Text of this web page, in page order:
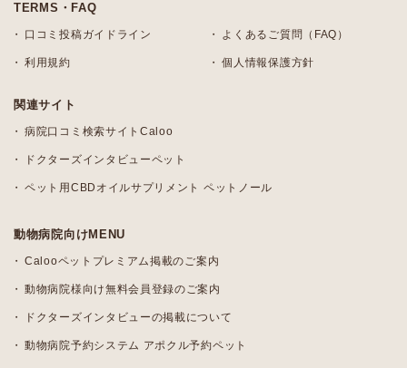
TERMS・FAQ
口コミ投稿ガイドライン よくあるご質問（FAQ）
利用規約 個人情報保護方針
関連サイト
病院口コミ検索サイトCaloo
ドクターズインタビューペット
ペット用CBDオイルサプリメント ペットノール
動物病院向けMENU
Calooペットプレミアム掲載のご案内
動物病院様向け無料会員登録のご案内
ドクターズインタビューの掲載について
動物病院予約システム アポクル予約ペット